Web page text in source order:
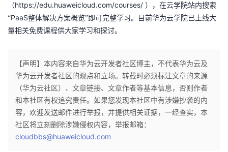
（https://edu.huaweicloud.com/courses/ ），在云学院站内搜索
“PaaS整体解决方案概览”即可完整学习。目前华为云学院已上线大
量相关免费课程供大家学习和探讨。
【声明】本内容来自华为云开发者社区博主，不代表华为云及
华为云开发者社区的观点和立场。转载时必须标注文章的来源
（华为云社区）、文章链接、文章作者等基本信息，否则作者
和本社区有权追究责任。如果您发现本社区中有涉嫌抄袭的内
容，欢迎发送邮件进行举报，并提供相关证据，一经查实，本
社区将立刻删除涉嫌侵权内容，举报邮箱：
cloudbbs@huaweicloud.com